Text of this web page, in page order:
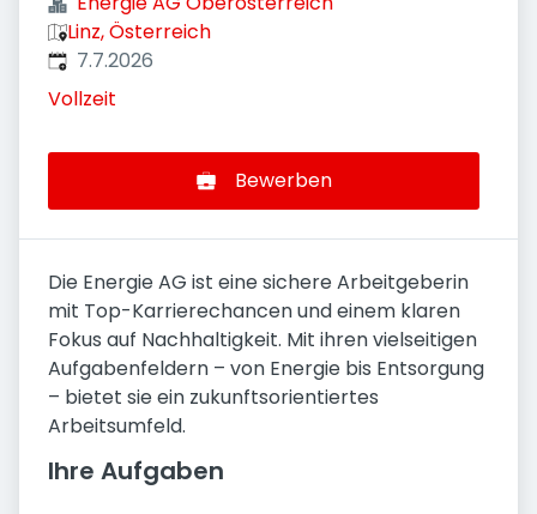
Linz, Österreich
Veröffentlicht
7.7.2026
Vollzeit
Bewerben
Die Energie AG ist eine sichere Arbeitgeberin
mit Top-Karrierechancen und einem klaren
Fokus auf Nachhaltigkeit. Mit ihren vielseitigen
Aufgabenfeldern – von Energie bis Entsorgung
– bietet sie ein zukunftsorientiertes
Arbeitsumfeld.
Ihre Aufgaben